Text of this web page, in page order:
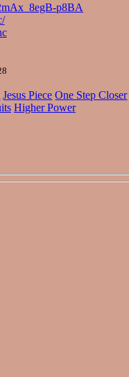
p8BA
Jesus Piece One Step Closer
Higher Power